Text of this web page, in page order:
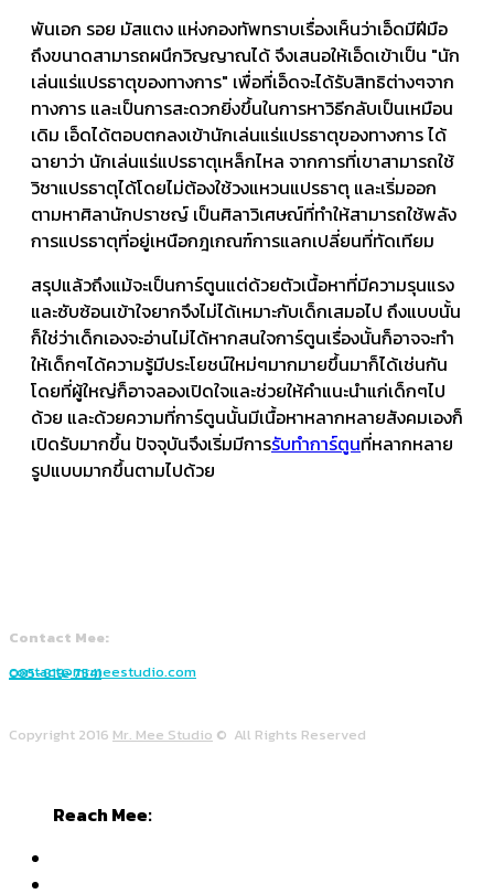
พันเอก รอย มัสแตง แห่งกองทัพทราบเรื่องเห็นว่าเอ็ดมีฝีมือ
ถึงขนาดสามารถผนึกวิญญาณได้ จึงเสนอให้เอ็ดเข้าเป็น "นัก
เล่นแร่แปรธาตุของทางการ" เพื่อที่เอ็ดจะได้รับสิทธิต่างๆจาก
ทางการ และเป็นการสะดวกยิ่งขึ้นในการหาวิธีกลับเป็นเหมือน
เดิม เอ็ดได้ตอบตกลงเข้านักเล่นแร่แปรธาตุของทางการ ได้
ฉายาว่า นักเล่นแร่แปรธาตุเหล็กไหล จากการที่เขาสามารถใช้
วิชาแปรธาตุได้โดยไม่ต้องใช้วงแหวนแปรธาตุ และเริ่มออก
ตามหาศิลานักปราชญ์ เป็นศิลาวิเศษณ์ที่ทำให้สามารถใช้พลัง
การแปรธาตุที่อยู่เหนือกฎเกณฑ์การแลกเปลี่ยนที่ทัดเทียม
สรุปแล้วถึงแม้จะเป็นการ์ตูนแต่ด้วยตัวเนื้อหาที่มีความรุนแรง
และซับซ้อนเข้าใจยากจึงไม่ได้เหมาะกับเด็กเสมอไป ถึงแบบนั้น
ก็ใช่ว่าเด็กเองจะอ่านไม่ได้หากสนใจการ์ตูนเรื่องนั้นก็อาจจะทำ
ให้เด็กๆได้ความรู้มีประโยชน์ใหม่ๆมากมายขึ้นมาก็ได้เช่นกัน
โดยที่ผู้ใหญ่ก็อาจลองเปิดใจและช่วยให้คำแนะนำแก่เด็กๆไป
ด้วย และด้วยความที่การ์ตูนนั้นมีเนื้อหาหลากหลายสังคมเองก็
เปิดรับมากขึ้น ปัจจุบันจึงเริ่มมีการรับทำการ์ตูนที่หลากหลาย
รูปแบบมากขึ้นตามไปด้วย
Contact Mee:
085-819-7541
contact@mrmeestudio.com
Copyright 2016 Mr. Mee Studio © All Rights Reserved
Reach Mee: